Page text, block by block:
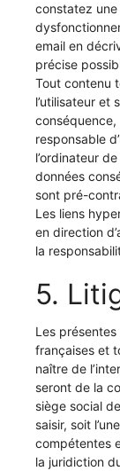
constatez
email en
précise
Tout contenu
l’utilisateur et
conséquence,
responsable
l’ordinateur
données
sont pré-
Les liens
en direction
la
5.
Les
françaises et
naître de
seront de la
siège social
saisir, soit
compétentes
la juridiction